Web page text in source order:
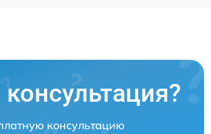
консультацию